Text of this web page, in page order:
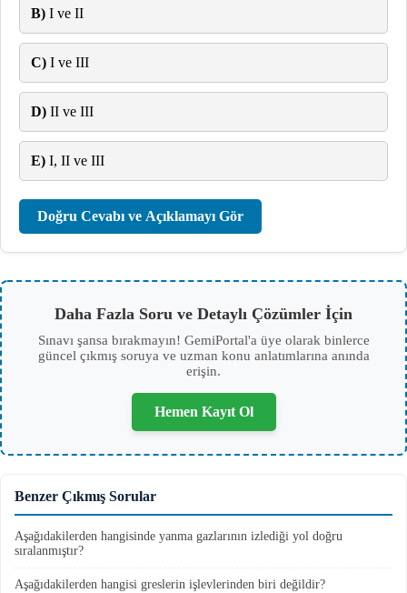
B) I ve II
C) I ve III
D) II ve III
E) I, II ve III
Doğru Cevabı ve Açıklamayı Gör
Daha Fazla Soru ve Detaylı Çözümler İçin
Sınavı şansa bırakmayın! GemiPortal'a üye olarak binlerce
güncel çıkmış soruya ve uzman konu anlatımlarına anında
erişin.
Hemen Kayıt Ol
Benzer Çıkmış Sorular
Aşağıdakilerden hangisinde yanma gazlarının izlediği yol doğru
sıralanmıştır?
Aşağıdakilerden hangisi greslerin işlevlerinden biri değildir?